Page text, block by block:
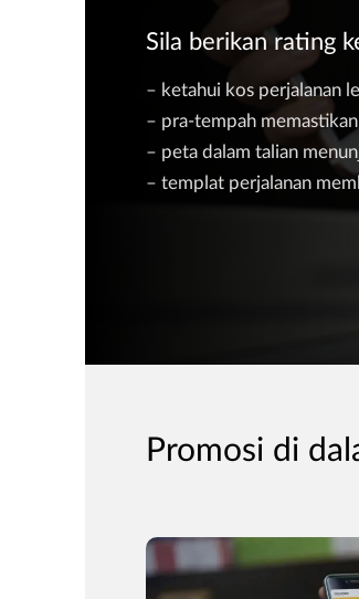
Sila berikan rating
– ketahui kos perjalanan
– pra-tempah
– peta dalam talian
– templat perjalanan
Promosi di